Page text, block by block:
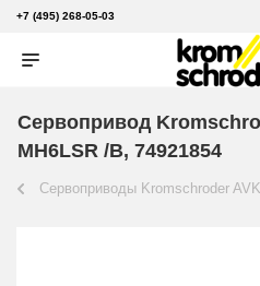
+7 (495) 268-05-03
Сервопривод
MH6LSR /B, 74921854
Сервоприводы Kromschroder AVK